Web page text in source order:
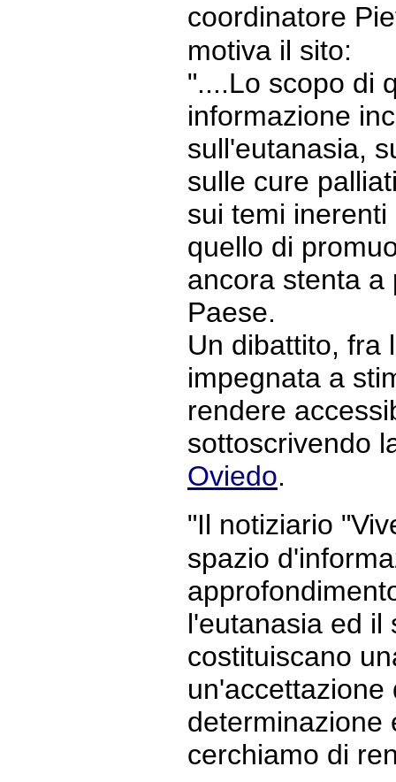
coordinatore
motiva il sito:
"....Lo scopo di
informazione
sull'eutanasia,
sulle cure
sui temi
quello di
ancora stenta a
Paese.
Un dibattito, fra
impegnata a
rendere
sottoscrivendo
Oviedo.
"Il notiziario
spazio
l'eutanasia ed il
costituiscano
un'accettazione
determinazione
cerchiamo di